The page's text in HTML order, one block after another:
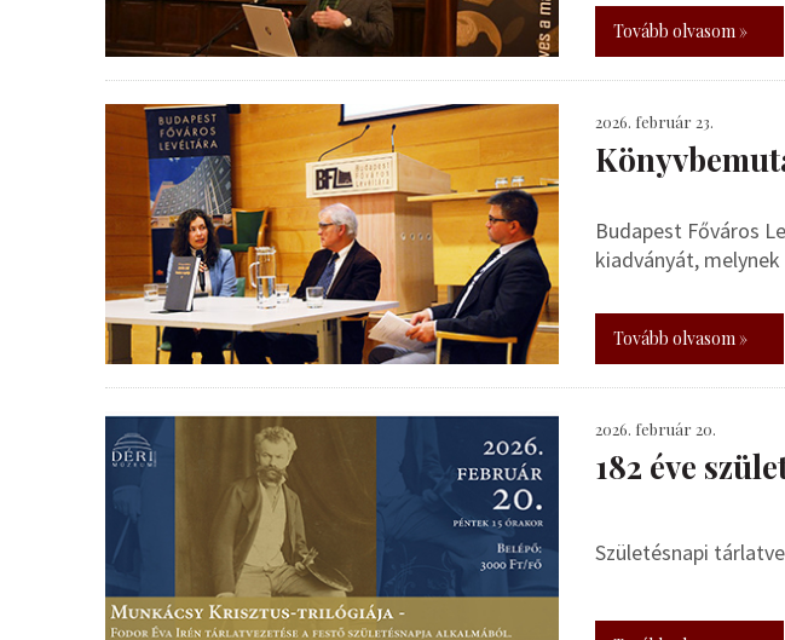
Tovább olvasom »
2026. február 23.
Budapest Főváros
kiadványát,
Tovább olvasom »
2026. február 20.
182 éve
Születésnapi